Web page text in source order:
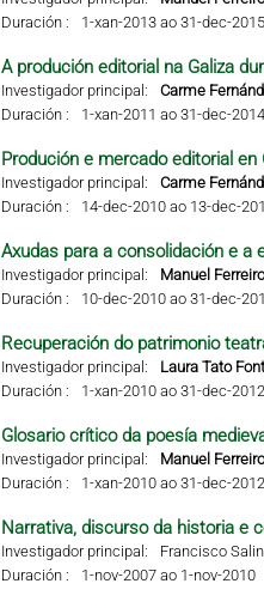
Duración :
1-xan-2013 ao 31-dec-2015
A produción editorial na Galiza
Investigador principal:
Carme
Duración :
1-xan-2011 ao 31-dec-2014
Produción e mercado editorial
Investigador principal:
Carme
Duración :
14-dec-2010 ao 13-dec-
Axudas para a consolidación e a
Investigador principal:
Manuel
Duración :
10-dec-2010 ao 31-dec-
Recuperación do patrimonio
Investigador principal:
Laura Tato
Duración :
1-xan-2010 ao 31-dec-2012
Glosario crítico da poesía
Investigador principal:
Manuel
Duración :
1-xan-2010 ao 31-dec-2012
Narrativa, discurso da historia e
Investigador principal:
Francisco
Duración :
1-nov-2007 ao 1-nov-2010